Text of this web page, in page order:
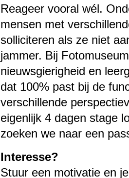
Reageer vooral wél.
mensen met
solliciteren als ze niet
jammer. Bij
nieuwsgierigheid en
dat 100% past bij de
verschillende
eigenlijk 4 dagen stage
zoeken we naar een
Interesse?
Stuur een motivatie en